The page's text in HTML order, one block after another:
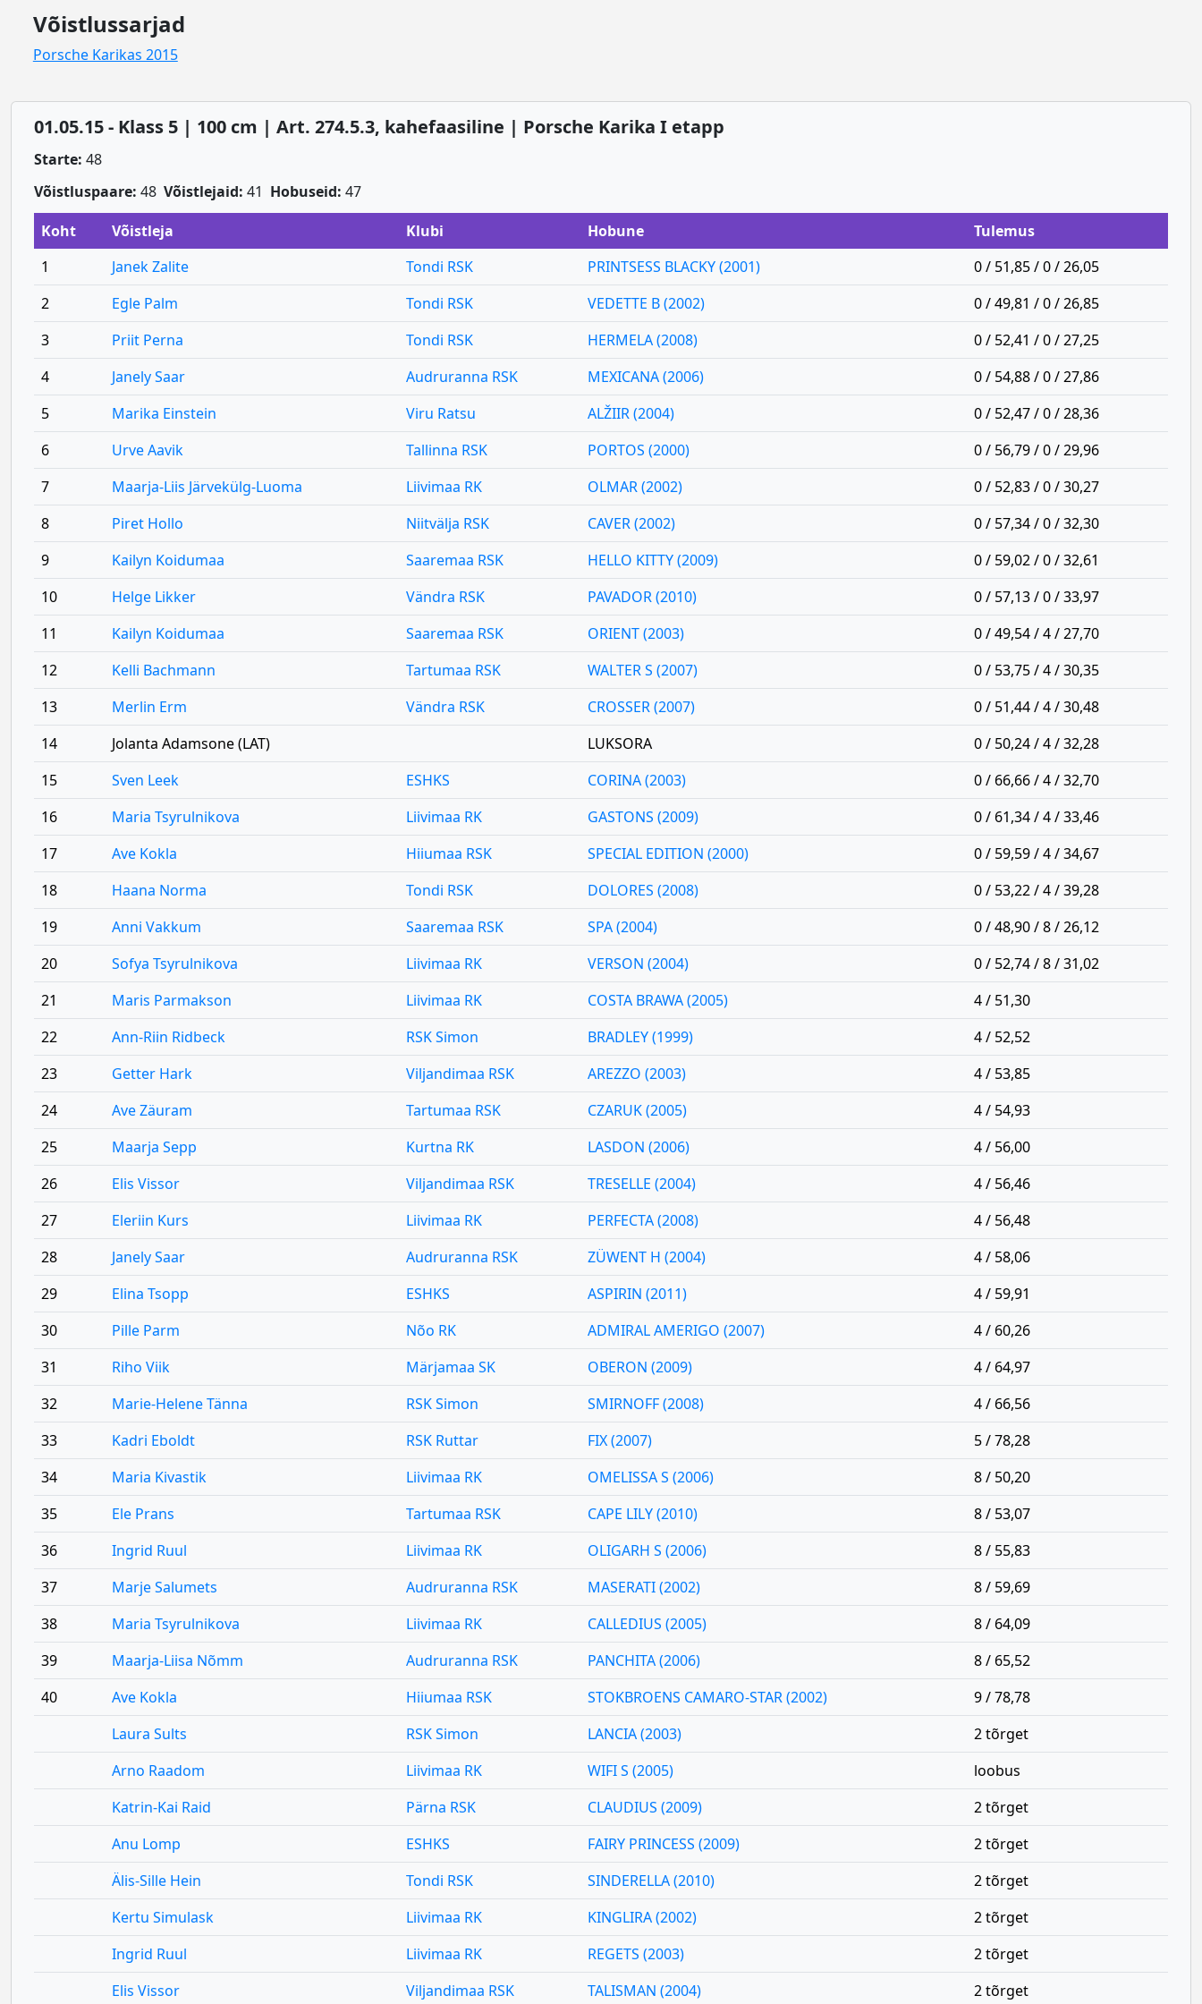
Võistlussarjad
Porsche Karikas 2015
01.05.15 - Klass 5 | 100 cm | Art. 274.5.3, kahefaasiline | Porsche Karika I etapp
Starte: 48
Võistluspaare: 48 Võistlejaid: 41 Hobuseid: 47
Koht
Võistleja Klubi Hobune
Tulemus
1
Janek Zalite Tondi RSK PRINTSESS BLACKY (2001)
0 / 51,85 / 0 / 26,05
2
Egle Palm Tondi RSK VEDETTE B (2002)
0 / 49,81 / 0 / 26,85
3
Priit Perna Tondi RSK HERMELA (2008)
0 / 52,41 / 0 / 27,25
4
Janely Saar Audruranna RSK MEXICANA (2006)
0 / 54,88 / 0 / 27,86
5
Marika Einstein Viru Ratsu ALŽIIR (2004)
0 / 52,47 / 0 / 28,36
6
Urve Aavik Tallinna RSK PORTOS (2000)
0 / 56,79 / 0 / 29,96
7
Maarja-Liis Järvekülg-Luoma Liivimaa RK OLMAR (2002)
0 / 52,83 / 0 / 30,27
8
Piret Hollo Niitvälja RSK CAVER (2002)
0 / 57,34 / 0 / 32,30
9
Kailyn Koidumaa Saaremaa RSK HELLO KITTY (2009)
0 / 59,02 / 0 / 32,61
10
Helge Likker Vändra RSK PAVADOR (2010)
0 / 57,13 / 0 / 33,97
11
Kailyn Koidumaa Saaremaa RSK ORIENT (2003)
0 / 49,54 / 4 / 27,70
12
Kelli Bachmann Tartumaa RSK WALTER S (2007)
0 / 53,75 / 4 / 30,35
13
Merlin Erm Vändra RSK CROSSER (2007)
0 / 51,44 / 4 / 30,48
14
Jolanta Adamsone (LAT) LUKSORA
0 / 50,24 / 4 / 32,28
15
Sven Leek ESHKS CORINA (2003)
0 / 66,66 / 4 / 32,70
16
Maria Tsyrulnikova Liivimaa RK GASTONS (2009)
0 / 61,34 / 4 / 33,46
17
Ave Kokla Hiiumaa RSK SPECIAL EDITION (2000)
0 / 59,59 / 4 / 34,67
18
Haana Norma Tondi RSK DOLORES (2008)
0 / 53,22 / 4 / 39,28
19
Anni Vakkum Saaremaa RSK SPA (2004)
0 / 48,90 / 8 / 26,12
20
Sofya Tsyrulnikova Liivimaa RK VERSON (2004)
0 / 52,74 / 8 / 31,02
21
Maris Parmakson Liivimaa RK COSTA BRAWA (2005)
4 / 51,30
22
Ann-Riin Ridbeck RSK Simon BRADLEY (1999)
4 / 52,52
23
Getter Hark Viljandimaa RSK AREZZO (2003)
4 / 53,85
24
Ave Zäuram Tartumaa RSK CZARUK (2005)
4 / 54,93
25
Maarja Sepp Kurtna RK LASDON (2006)
4 / 56,00
26
Elis Vissor Viljandimaa RSK TRESELLE (2004)
4 / 56,46
27
Eleriin Kurs Liivimaa RK PERFECTA (2008)
4 / 56,48
28
Janely Saar Audruranna RSK ZÜWENT H (2004)
4 / 58,06
29
Elina Tsopp ESHKS ASPIRIN (2011)
4 / 59,91
30
Pille Parm Nõo RK ADMIRAL AMERIGO (2007)
4 / 60,26
31
Riho Viik Märjamaa SK OBERON (2009)
4 / 64,97
32
Marie-Helene Tänna RSK Simon SMIRNOFF (2008)
4 / 66,56
33
Kadri Eboldt RSK Ruttar FIX (2007)
5 / 78,28
34
Maria Kivastik Liivimaa RK OMELISSA S (2006)
8 / 50,20
35
Ele Prans Tartumaa RSK CAPE LILY (2010)
8 / 53,07
36
Ingrid Ruul Liivimaa RK OLIGARH S (2006)
8 / 55,83
37
Marje Salumets Audruranna RSK MASERATI (2002)
8 / 59,69
38
Maria Tsyrulnikova Liivimaa RK CALLEDIUS (2005)
8 / 64,09
39
Maarja-Liisa Nõmm Audruranna RSK PANCHITA (2006)
8 / 65,52
40
Ave Kokla Hiiumaa RSK STOKBROENS CAMARO-STAR (2002)
9 / 78,78
Laura Sults
RSK Simon LANCIA (2003)
2 tõrget
Arno Raadom
Liivimaa RK WIFI S (2005)
loobus
Katrin-Kai Raid
Pärna RSK CLAUDIUS (2009)
2 tõrget
Anu Lomp
ESHKS FAIRY PRINCESS (2009)
2 tõrget
Älis-Sille Hein
Tondi RSK SINDERELLA (2010)
2 tõrget
Kertu Simulask
Liivimaa RK KINGLIRA (2002)
2 tõrget
Ingrid Ruul
Liivimaa RK REGETS (2003)
2 tõrget
Elis Vissor
Viljandimaa RSK TALISMAN (2004) 2 tõrget